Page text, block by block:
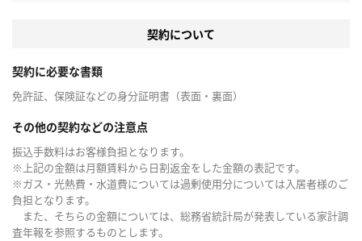
契約について
契約に必要な書類
免許証、保険証などの身分証明書（表面・裏面）
その他の契約などの注意点
振込手数料はお客様負担となります。
※上記の金額は月額賃料から日割返金をした金額の表記です。
※ガス・光熱費・水道費については過剰使用分については入居者様のご
負担となります。
また、そちらの金額については、総務省統計局が発表している家計調
査年報を参照するものとします。